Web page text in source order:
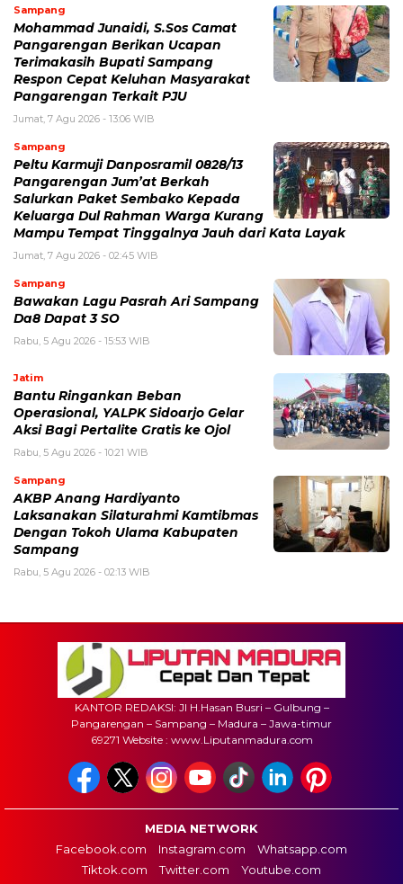
Sampang
Mohammad Junaidi, S.Sos Camat
Pangarengan Berikan Ucapan
Terimakasih Bupati Sampang
Respon Cepat Keluhan Masyarakat
Pangarengan Terkait PJU
Jumat, 7 Agu 2026 - 13:06 WIB
Sampang
Peltu Karmuji Danposramil 0828/13
Pangarengan Jum’at Berkah
Salurkan Paket Sembako Kepada
Keluarga Dul Rahman Warga Kurang
Mampu Tempat Tinggalnya Jauh dari Kata Layak
Jumat, 7 Agu 2026 - 02:45 WIB
Sampang
Bawakan Lagu Pasrah Ari Sampang
Da8 Dapat 3 SO
Rabu, 5 Agu 2026 - 15:53 WIB
Jatim
Bantu Ringankan Beban
Operasional, YALPK Sidoarjo Gelar
Aksi Bagi Pertalite Gratis ke Ojol
Rabu, 5 Agu 2026 - 10:21 WIB
Sampang
AKBP Anang Hardiyanto
Laksanakan Silaturahmi Kamtibmas
Dengan Tokoh Ulama Kabupaten
Sampang
Rabu, 5 Agu 2026 - 02:13 WIB
KANTOR REDAKSI: Jl H.Hasan Busri – Gulbung –
Pangarengan – Sampang – Madura – Jawa-timur
69271 Website : www.Liputanmadura.com
MEDIA NETWORK
Facebook.com
Instagram.com
Whatsapp.com
Tiktok.com
Twitter.com Youtube.com